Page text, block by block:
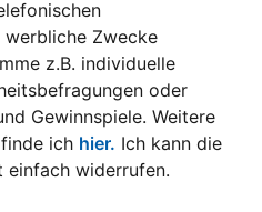
Zwecke
z.B. individuelle
oder
Gewinnspiele. Weitere
ich hier. Ich kann die
einfach widerrufen.